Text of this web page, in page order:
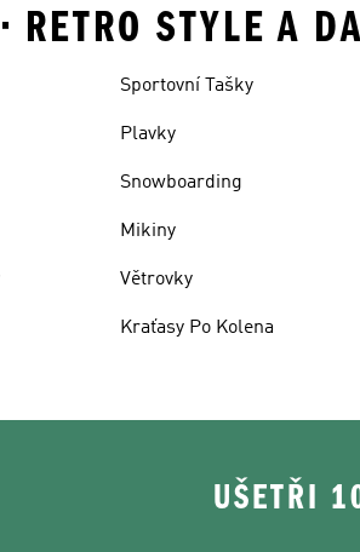
RETRO STYLE A
Sportovní Tašky
Plavky
Snowboarding
Mikiny
Větrovky
Kraťasy Po Kolena
UŠETŘI